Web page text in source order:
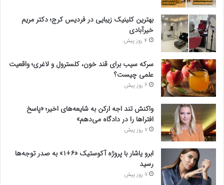
بهترین کلینیک زیبایی در فردیس کرج؛ دکتر مریم
خیرآبادی
4 روز پیش
سرکه سیب برای قند خون، کلسترول و لاغری؛ واقعیت
علمی چیست؟
6 روز پیش
واکنش تند اجه ارکن به شایعه‌های اخیر؛ «پاسخ
افتراها را در دادگاه می‌دهم»
7 روز پیش
ابرو یاشار با پروژه آکوستیک «۶+۱» به صدر توجه‌ها
رسید
7 روز پیش